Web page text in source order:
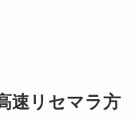
速リセマラ方